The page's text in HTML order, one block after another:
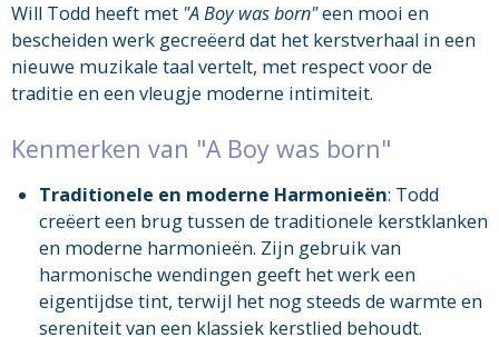
Will Todd heeft met "A Boy was born"een mooi en
bescheiden werk gecreëerd dat het kerstverhaal in een
nieuwe muzikale taal vertelt, met respect voor de
traditie en een vleugje moderne intimiteit.
Kenmerken van "A Boy was born"
Traditionele en moderne Harmonieën: Todd
creëert een brug tussen de traditionele kerstklanken
en moderne harmonieën. Zijn gebruik van
harmonische wendingen geeft het werk een
eigentijdse tint, terwijl het nog steeds de warmte en
sereniteit van een klassiek kerstlied behoudt.